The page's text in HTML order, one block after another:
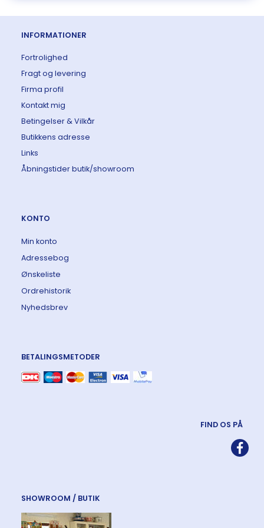
INFORMATIONER
Fortrolighed
Fragt og levering
Firma profil
Kontakt mig
Betingelser & Vilkår
Butikkens adresse
Links
Åbningstider butik/showroom
KONTO
Min konto
Adressebog
Ønskeliste
Ordrehistorik
Nyhedsbrev
BETALINGSMETODER
FIND OS PÅ
SHOWROOM / BUTIK